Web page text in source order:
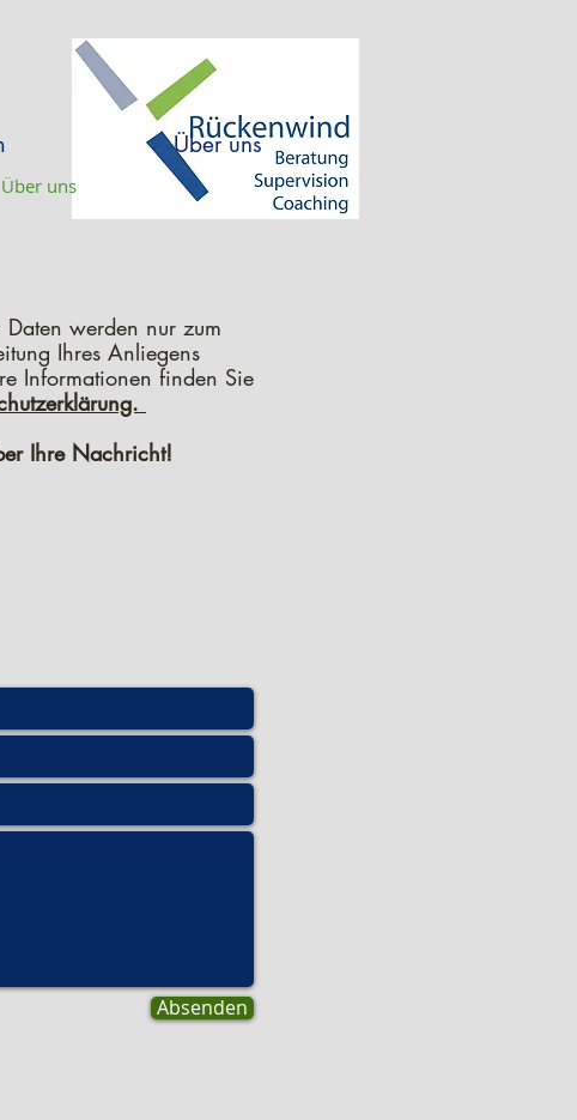
Über uns
Über uns
Daten werden nur zum
Ihres Anliegens
Informationen finden Sie
Ihre Nachricht!
Absenden